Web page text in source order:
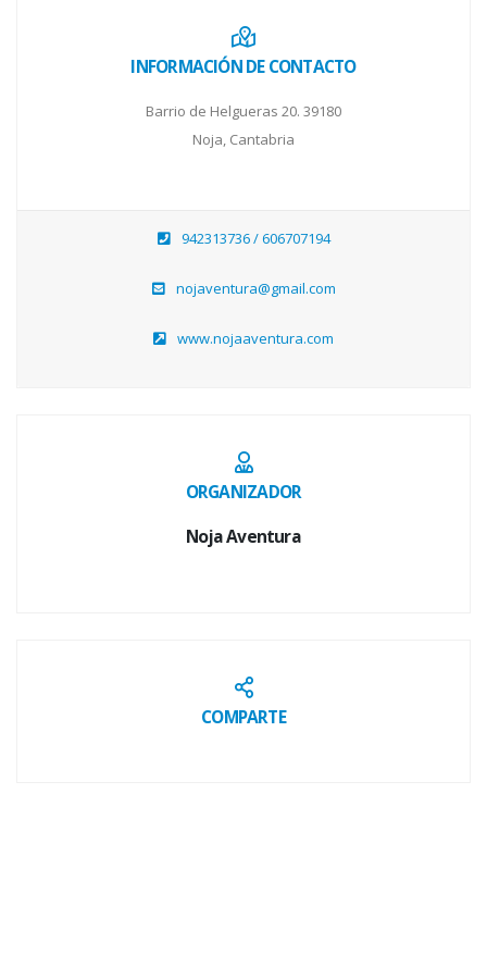
INFORMACIÓN DE CONTACTO
Barrio de Helgueras 20. 39180
Noja, Cantabria
942313736 / 606707194
nojaventura@gmail.com
www.nojaaventura.com
ORGANIZADOR
Noja Aventura
COMPARTE